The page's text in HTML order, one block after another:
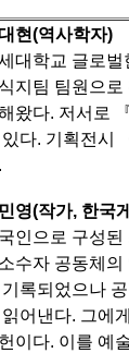
현(역사학자)
대학교 글로
지팀 팀원으로
왔다. 저서로
다. 기획전시
영(작가, 한국
인으로 구성된
수자 공동체
기록되었으나
어낸다. 그에
이다. 이를 예